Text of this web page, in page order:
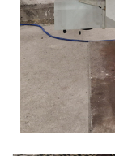
FAQ